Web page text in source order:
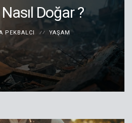
Doğar ?
PEKBALCI YAŞAM